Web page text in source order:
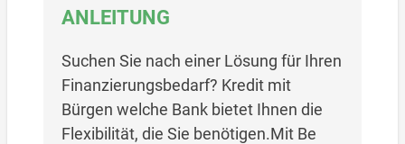
ANLEITUNG
Suchen Sie nach einer Lösung für Ihren
Finanzierungsbedarf? Kredit mit
Bürgen welche Bank bietet Ihnen die
Flexibilität, die Sie benötigen.Mit Be